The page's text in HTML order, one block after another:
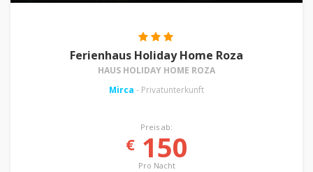
Ferienhaus Holiday Home Roza
HAUS HOLIDAY HOME ROZA
Mirca - Privatunterkunft
Preis ab:
€150
Pro Nacht